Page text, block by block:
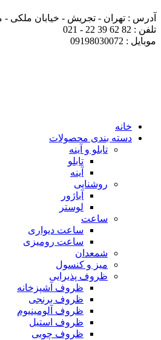
آدرس : تهران - تجریش - خیابان ملکی -
تلفن : 82 62 39 22 - 021
موبایل : 09198030072
خانه
دسته بندی محصولات
تابلو و آینه
تابلو
آینه
روشنایی
آباژور
لوستر
ساعت
ساعت دیواری
ساعت رومیزی
شمعدان
میز و کنسول
ظروف پذیرایی
ظروف آشپزخانه
ظروف برنجی
ظروف آلومینیوم
ظروف استیل
ظروف چوبی